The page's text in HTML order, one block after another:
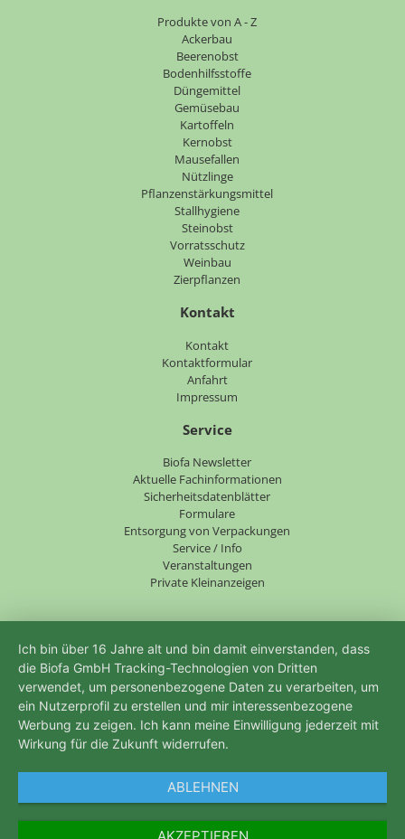
Produkte von A - Z
Ackerbau
Beerenobst
Bodenhilfsstoffe
Düngemittel
Gemüsebau
Kartoffeln
Kernobst
Mausefallen
Nützlinge
Pflanzenstärkungsmittel
Stallhygiene
Steinobst
Vorratsschutz
Weinbau
Zierpflanzen
Kontakt
Kontakt
Kontaktformular
Anfahrt
Impressum
Service
Biofa Newsletter
Aktuelle Fachinformationen
Sicherheitsdatenblätter
Formulare
Entsorgung von Verpackungen
Service / Info
Veranstaltungen
Private Kleinanzeigen
Ich bin über 16 Jahre alt und bin damit einverstanden, dass
die Biofa GmbH Tracking-Technologien von Dritten
verwendet, um personenbezogene Daten zu verarbeiten, um
ein Nutzerprofil zu erstellen und mir interessenbezogene
Werbung zu zeigen. Ich kann meine Einwilligung jederzeit mit
Wirkung für die Zukunft widerrufen.
ABLEHNEN